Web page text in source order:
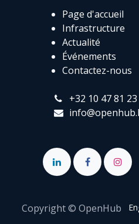
Page d'accueil
Infrastructure
Actualité
Événements
Contactez-nous
+32 10 47 81 23
Copyright © OpenHub